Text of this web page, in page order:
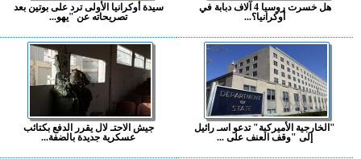
هل خسرت روسيا 4 آلاف دبابة في
أوكرانيا؟...
سيدة أوكرانيا الأولى ترد على بوتين بعد
تصريحاته عن "يهو...
"الخارجية الأميركية" تدعو اسـ رائيل
إلى "وقف العنف على ...
جيش الاحتـ لال يقرر الدفع بكتائب
عسكرية جديدة بالضفة...